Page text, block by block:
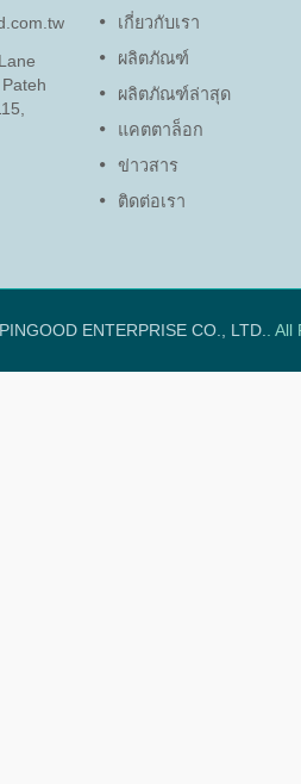
เกี่ยวกับเรา
ผลิตภัณฑ์
ผลิตภัณฑ์ล่าสุด
แคตตาล็อก
ข่าวสาร
ติดต่อเรา
ฟังก์ชันของดัมเปอร์หมุนคือการ
บอบบางและยืดอายุผลิตภัณฑ์โดย
การลดความเร็วเพื่อป้องกันความ
เสียหายจากการปิดฝาและแผงเข้า
PINGOOD ENTERPRISE CO., LTD.. All